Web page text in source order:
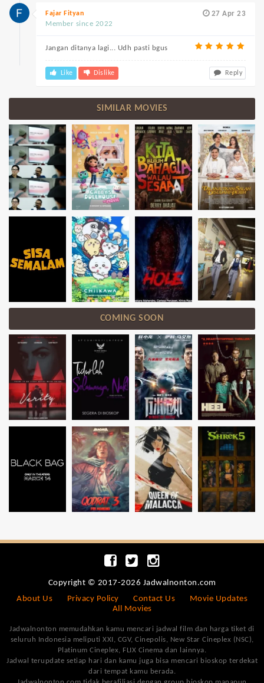
27 Apr 23
Fajar Fityan
Member since 2022
Jangan ditanya lagi... Udh pasti bgus
Like Dislike Reply
SIMILAR MOVIES
COMING SOON
Copyright © 2017-2026 Jadwalnonton.com
About Us
Privacy Policy Contact Us
Movie Updates
All Movies
Jadwalnonton memudahkan kamu mencari jadwal film dan harga tiket di
seluruh Indonesia meliputi XXI, CGV, Cinepolis, New Star Cineplex (NSC),
Platinum Cineplex, FLIX Cinema dan lainnya.
Jadwal terupdate setiap hari dan kamu juga bisa mencari bioskop terdekat
dari tempat kamu berada.